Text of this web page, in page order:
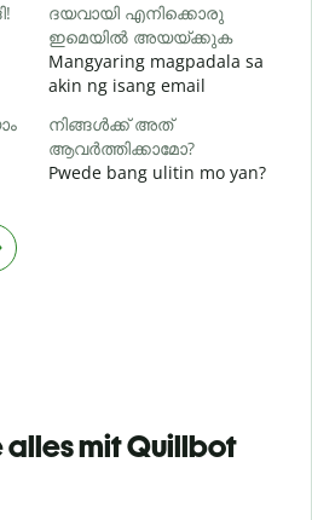
ദയവായി എനിക്കൊരു
ഇമെയിൽ അയയ്ക്കുക
Mangyaring magpadala sa
akin ng isang email
നിങ്ങൾക്ക് അത്
ആവർത്തിക്കാമോ?
Pwede bang ulitin mo yan?
alles mit Quillbot